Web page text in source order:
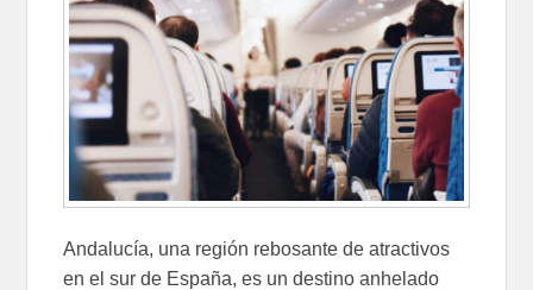
Andalucía, una región rebosante de atractivos
en el sur de España, es un destino anhelado